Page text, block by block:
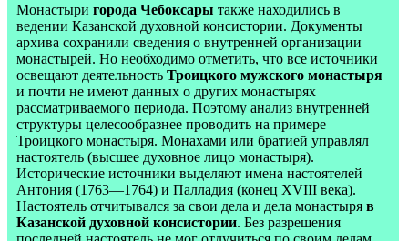
Монастыри города Чебоксары также находились в
ведении Казанской духовной консистории. Документы
архива сохранили сведения о внутренней организации
монастырей. Но необходимо отметить, что все источники
освещают деятельность Троицкого мужского монастыря
и почти не имеют данных о других монастырях
рассматриваемого периода. Поэтому анализ внутренней
структуры целесообразнее проводить на примере
Троицкого монастыря. Монахами или братией управлял
настоятель (высшее духовное лицо монастыря).
Исторические источники выделяют имена настоятелей
Антония (1763—1764) и Палладия (конец XVIII века).
Настоятель отчитывался за свои дела и дела монастыря в
Казанской духовной консистории. Без разрешения